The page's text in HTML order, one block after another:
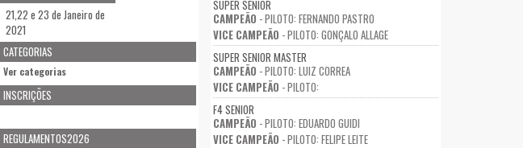
21,22 e 23 de Janeiro de
2021
CATEGORIAS
Ver categorias
INSCRIÇÕES
REGULAMENTOS2026
SUPER SENIOR
CAMPEÃO - PILOTO: FERNANDO PASTRO
VICE CAMPEÃO - PILOTO: GONÇALO ALLAGE
SUPER SENIOR MASTER
CAMPEÃO - PILOTO: LUIZ CORREA
VICE CAMPEÃO - PILOTO:
F4 SENIOR
CAMPEÃO - PILOTO: EDUARDO GUIDI
VICE CAMPEÃO - PILOTO: FELIPE LEITE